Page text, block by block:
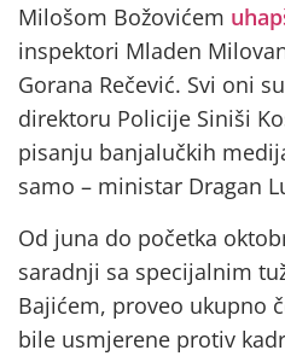
Milošom Božovićem
inspektori Mladen
Gorana Rečević. Svi oni
direktoru Policije Siniši
pisanju banjalučkih
samo – ministar Dragan
Od juna do početka
saradnji sa specijalnim
Bajićem, proveo ukupno
bile usmjerene protiv